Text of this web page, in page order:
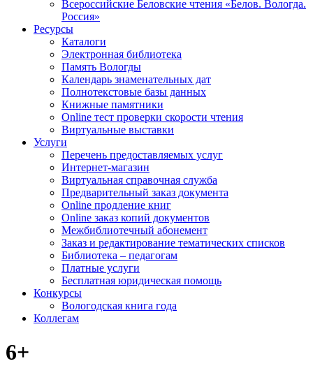
Всероссийские Беловские чтения «Белов. Вологда.
Россия»
Ресурсы
Каталоги
Электронная библиотека
Память Вологды
Календарь знаменательных дат
Полнотекстовые базы данных
Книжные памятники
Online тест проверки скорости чтения
Виртуальные выставки
Услуги
Перечень предоставляемых услуг
Интернет-магазин
Виртуальная справочная служба
Предварительный заказ документа
Online продление книг
Online заказ копий документов
Межбиблиотечный абонемент
Заказ и редактирование тематических списков
Библиотека – педагогам
Платные услуги
Бесплатная юридическая помощь
Конкурсы
Вологодская книга года
Коллегам
6+